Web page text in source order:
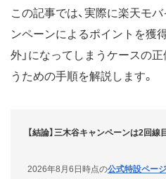
この記事では、実際に楽天モ
ンペーンによるポイントを獲
外」になってしまうケースの
うための手順を解説します。
【結論】三木谷キャンペーンは2回線
2026年8月6日時点の公式特設ページ